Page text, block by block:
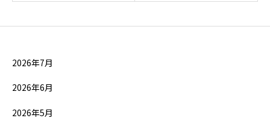
2026年7月
2026年6月
2026年5月